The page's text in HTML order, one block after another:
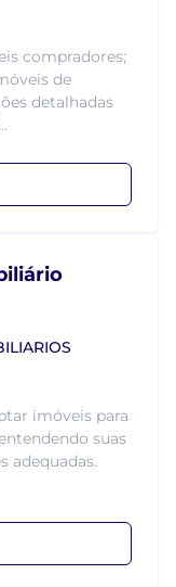
compradores;
de
detalhadas
imóveis para
suas
adequadas.